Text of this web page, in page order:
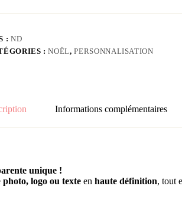
: ND
:NOËL,PERSONNALISATION
Informations complémentaires
unique !
photo, logo ou texte en haute définition, tout